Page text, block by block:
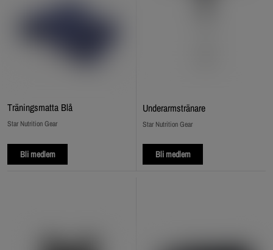
Träningsmatta Blå
Star Nutrition Gear
Bli medlem
Underarmstränare
Star Nutrition Gear
Bli medlem